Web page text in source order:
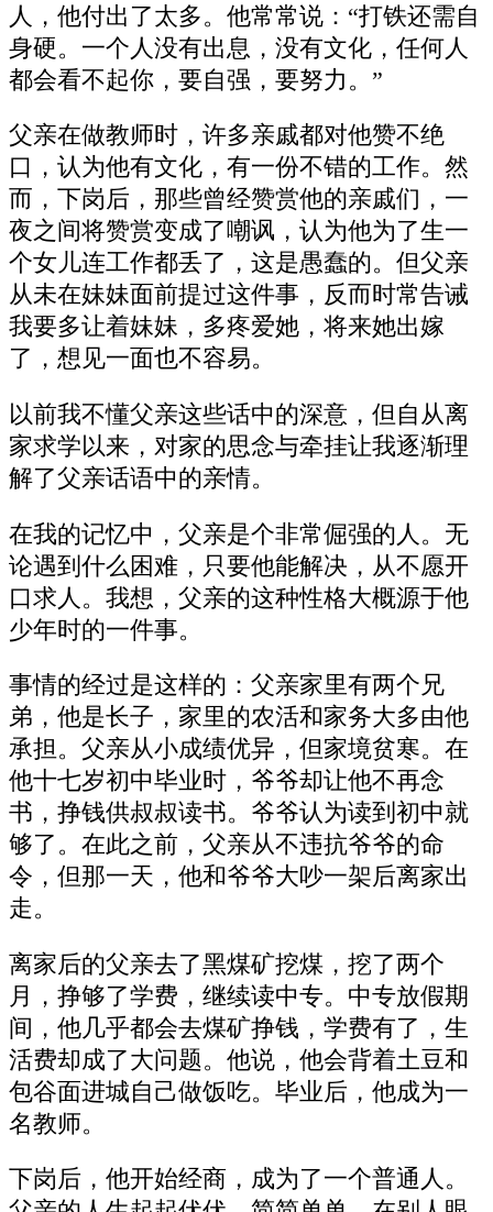
人，他付出了太多。他常常说：“打铁还需自
身硬。一个人没有出息，没有文化，任何人
都会看不起你，要自强，要努力。”
父亲在做教师时，许多亲戚都对他赞不绝
口，认为他有文化，有一份不错的工作。然
而，下岗后，那些曾经赞赏他的亲戚们，一
夜之间将赞赏变成了嘲讽，认为他为了生一
个女儿连工作都丢了，这是愚蠢的。但父亲
从未在妹妹面前提过这件事，反而时常告诫
我要多让着妹妹，多疼爱她，将来她出嫁
了，想见一面也不容易。
以前我不懂父亲这些话中的深意，但自从离
家求学以来，对家的思念与牵挂让我逐渐理
解了父亲话语中的亲情。
在我的记忆中，父亲是个非常倔强的人。无
论遇到什么困难，只要他能解决，从不愿开
口求人。我想，父亲的这种性格大概源于他
少年时的一件事。
事情的经过是这样的：父亲家里有两个兄
弟，他是长子，家里的农活和家务大多由他
承担。父亲从小成绩优异，但家境贫寒。在
他十七岁初中毕业时，爷爷却让他不再念
书，挣钱供叔叔读书。爷爷认为读到初中就
够了。在此之前，父亲从不违抗爷爷的命
令，但那一天，他和爷爷大吵一架后离家出
走。
离家后的父亲去了黑煤矿挖煤，挖了两个
月，挣够了学费，继续读中专。中专放假期
间，他几乎都会去煤矿挣钱，学费有了，生
活费却成了大问题。他说，他会背着土豆和
包谷面进城自己做饭吃。毕业后，他成为一
名教师。
下岗后，他开始经商，成为了一个普通人。